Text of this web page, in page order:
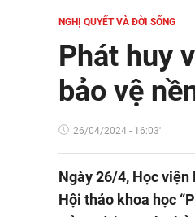
NGHỊ QUYẾT VÀ ĐỜI SỐNG
Phát huy
bảo vệ
26/04/2024 - 16:03'
Ngày 26/4, Học viện
Hội thảo khoa học